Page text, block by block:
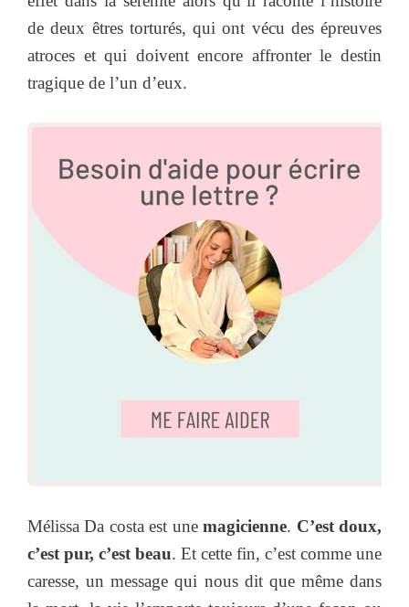
de deux êtres torturés, qui ont vécu des épreuves
atroces et qui doivent encore affronter le destin
tragique de l’un d’eux.
Mélissa Da costa est unemagicienne. C’est doux,
c’est pur, c’est beau. Et cette fin, c’est comme une
caresse, un message qui nous dit que même dans